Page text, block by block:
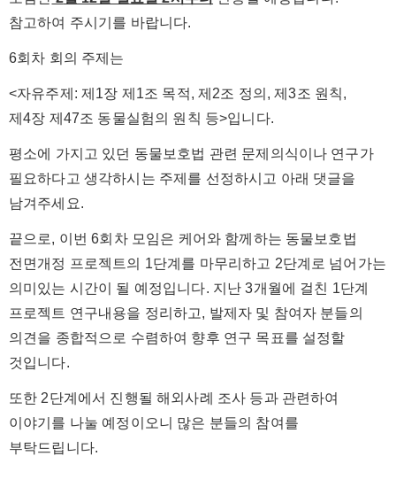
참고하여 주시기를 바랍니다.
6회차 회의 주제는
<자유주제: 제1장 제1조 목적, 제2조 정의, 제3조 원칙,
제4장 제47조 동물실험의 원칙 등>입니다.
평소에 가지고 있던 동물보호법 관련 문제의식이나 연구가
필요하다고 생각하시는 주제를 선정하시고 아래 댓글을
남겨주세요.
끝으로, 이번 6회차 모임은 케어와 함께하는 동물보호법
전면개정 프로젝트의 1단계를 마무리하고 2단계로 넘어가는
의미있는 시간이 될 예정입니다. 지난 3개월에 걸친 1단계
프로젝트 연구내용을 정리하고, 발제자 및 참여자 분들의
의견을 종합적으로 수렴하여 향후 연구 목표를 설정할
것입니다.
또한 2단계에서 진행될 해외사례 조사 등과 관련하여
이야기를 나눌 예정이오니 많은 분들의 참여를
부탁드립니다.